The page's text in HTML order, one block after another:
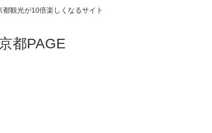
都観光が10倍楽しくなるサイト
都PAGE